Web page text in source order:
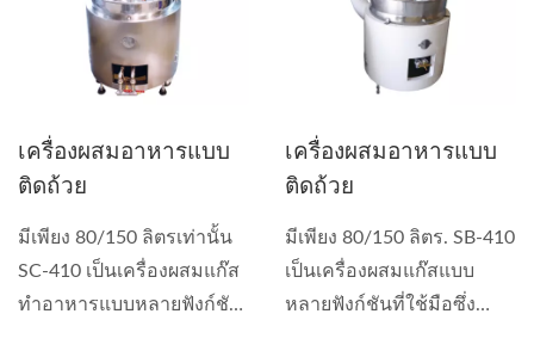
เครื่องผสมอาหารแบบ
ติดถ้วย
มีเพียง 80/150 ลิตรเท่านั้น
SC-410 เป็นเครื่องผสมแก๊ส
ทำอาหารแบบหลายฟังก์ชัน
เครื่องผสมอาหารแบบ
ติดถ้วย
มีเพียง 80/150 ลิตร. SB-410
เป็นเครื่องผสมแก๊สแบบ
หลายฟังก์ชันที่ใช้มือซึ่ง